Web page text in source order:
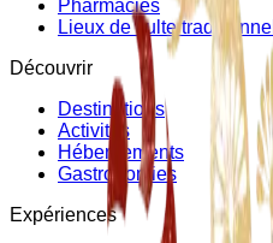
Pharmacies
Lieux de culte traditionnel
Découvrir
Destinations
Activités
Hébergements
Gastronomies
Expériences